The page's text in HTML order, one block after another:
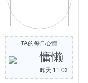
TA的每日心情
慵懒
昨天 11:03